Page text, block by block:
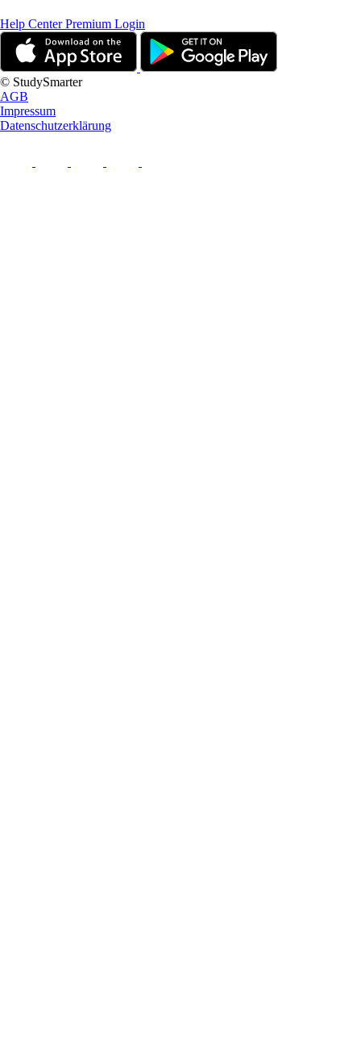
Help CenterPremium Login
© StudySmarter
AGB
Impressum
Datenschutzerklärung